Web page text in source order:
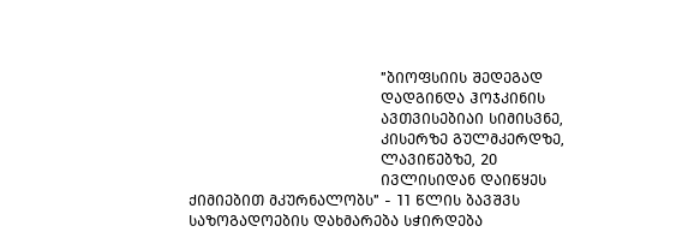
"ბიოფსიის შედეგად
დადგინდა ჰოჯკინის
ავთვისებიაი სიმისვნე,
კისერზე გულმკერდზე,
ლავიწებზე, 20
ივლისიდან დაიწყეს
ქიმიებით მკურნალობს" - 11 წლის ბავშვს
საზოგადოების დახმარება სჭირდება